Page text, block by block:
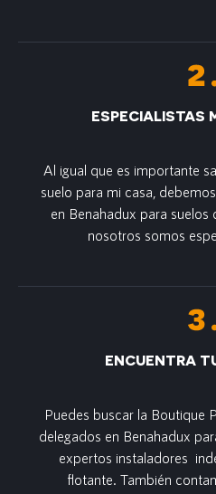
ESPECIALISTAS
Al igual que es importante
suelo para mi casa,
en Benahadux para suelos
nosotros somos
ENCUENTRA
Puedes buscar la Boutique
delegados en Benahadux
expertos instaladores
flotante. También